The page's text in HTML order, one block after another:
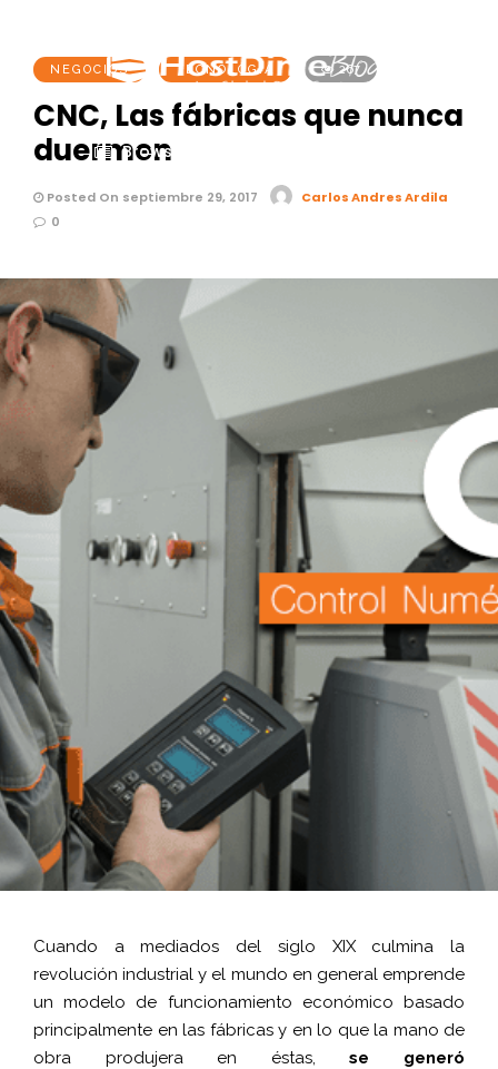
Browse
NEGOCIOS TECNOLOGÍA 267
CNC, Las fábricas que nunca
duermen
Posted On septiembre 29, 2017
Carlos Andres Ardila
0
Cuando a mediados del siglo XIX culmina la
revolución industrial y el mundo en general emprende
un modelo de funcionamiento económico basado
principalmente en las fábricas y en lo que la mano de
obra produjera en éstas,se generó